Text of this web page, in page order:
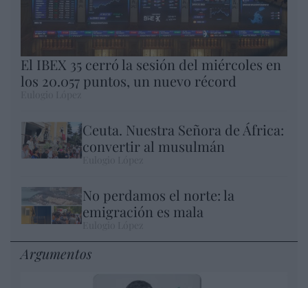
El IBEX 35 cerró la sesión del miércoles en
los 20.057 puntos, un nuevo récord
Ceuta. Nuestra Señora de África:
convertir al musulmán
No perdamos el norte: la
emigración es mala
Argumentos